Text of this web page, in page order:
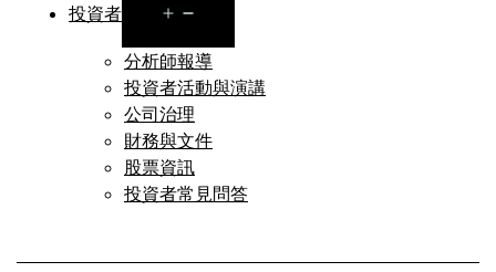
投資者
menu
分析師報導
投資者活動與演講
公司治理
財務與文件
股票資訊
投資者常見問答